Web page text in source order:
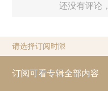
请选择订阅时限
订阅可看专辑全部内容
还没有评论